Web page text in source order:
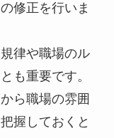
修正を行いま
律や職場のル
も重要です。
ら職場の雰囲
握しておくと